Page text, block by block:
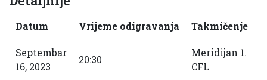
Datum Vrijeme odigravanja Takmičenje
Septembar
16, 2023
20:30
Meridijan 1.
CFL